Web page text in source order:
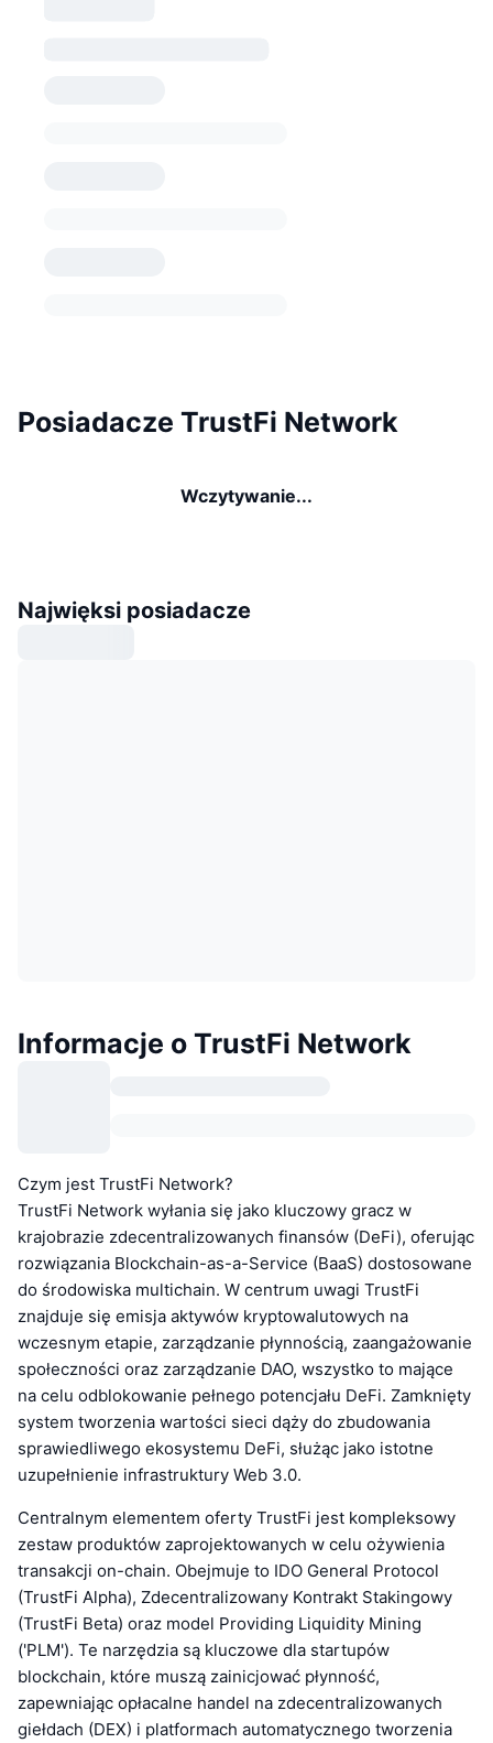
Posiadacze TrustFi Network
Wczytywanie...
Najwięksi posiadacze
Informacje o TrustFi Network
Czym jest TrustFi Network?
TrustFi Network wyłania się jako kluczowy gracz w
krajobrazie zdecentralizowanych finansów (DeFi), oferując
rozwiązania Blockchain-as-a-Service (BaaS) dostosowane
do środowiska multichain. W centrum uwagi TrustFi
znajduje się emisja aktywów kryptowalutowych na
wczesnym etapie, zarządzanie płynnością, zaangażowanie
społeczności oraz zarządzanie DAO, wszystko to mające
na celu odblokowanie pełnego potencjału DeFi. Zamknięty
system tworzenia wartości sieci dąży do zbudowania
sprawiedliwego ekosystemu DeFi, służąc jako istotne
uzupełnienie infrastruktury Web 3.0.
Centralnym elementem oferty TrustFi jest kompleksowy
zestaw produktów zaprojektowanych w celu ożywienia
transakcji on-chain. Obejmuje to IDO General Protocol
(TrustFi Alpha), Zdecentralizowany Kontrakt Stakingowy
(TrustFi Beta) oraz model Providing Liquidity Mining
('PLM'). Te narzędzia są kluczowe dla startupów
blockchain, które muszą zainicjować płynność,
zapewniając opłacalne handel na zdecentralizowanych
giełdach (DEX) i platformach automatycznego tworzenia